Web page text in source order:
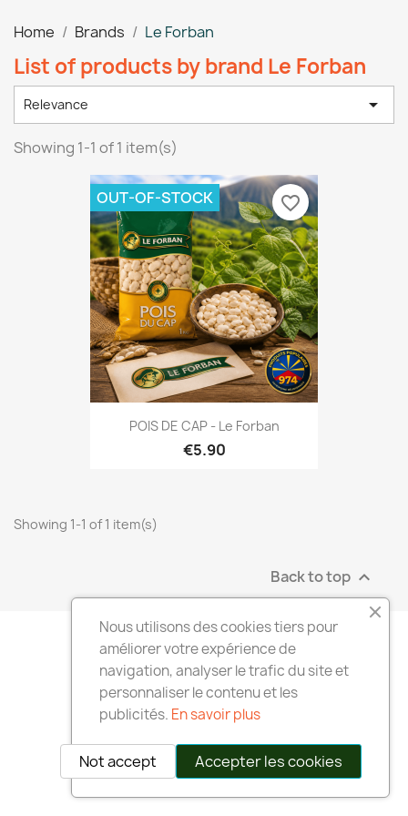
Home Brands Le Forban
List of products by brand Le Forban
Relevance 
Showing 1-1 of 1 item(s)
POIS DE CAP - Le Forban
€5.90
OUT-OF-STOCK favorite_border
Showing 1-1 of 1 item(s)
Back to top 
Nous utilisons des cookies tiers pour
améliorer votre expérience de
navigation, analyser le trafic du site et
personnaliser le contenu et les
publicités. En savoir plus
Accepter les cookies
Not accept